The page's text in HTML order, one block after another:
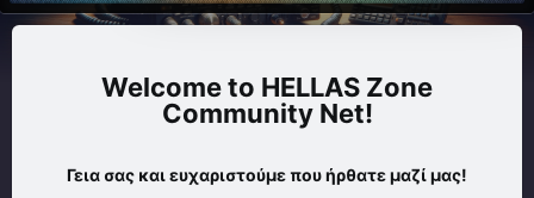
HELLAS Zone
Community Net!
Γεια σας και ευχαριστούμε που ήρθατε μαζί μας!